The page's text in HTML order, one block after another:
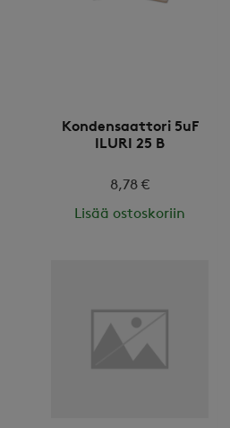
Kondensaattori 5uF
ILURI 25 B
8,78 €
Lisää ostoskoriin